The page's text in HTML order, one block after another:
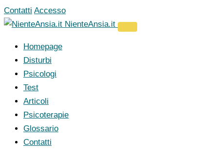
Vai
al
Contatti Accesso
NienteAnsia.it
Homepage
Disturbi
Psicologi
Test
Articoli
Psicoterapie
Glossario
Contatti